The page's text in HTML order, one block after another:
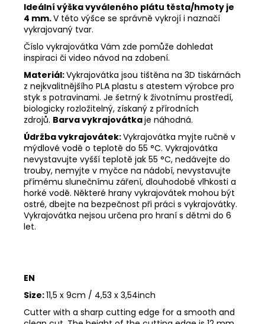
Ideální výška vyváleného plátu těsta/hmoty je
4 mm.V této výšce se správně vykrojí i naznačí
vykrajovaný tvar.
Číslo vykrajovátka Vám zde pomůže dohledat
inspiraci či video návod na zdobení.
Materiál:Vykrajovátka jsou tištěna na 3D tiskárnách
z nejkvalitnějšího PLA plastu s atestem výrobce pro
styk s potravinami. Je šetrný k životnímu prostředí,
biologicky rozložitelný, získaný z přírodních
zdrojů. Barva vykrajovátkaje náhodná.
Údržba vykrajovátek:Vykrajovátka myjte ručně v
mýdlové vodě o teplotě do 55 °C. Vykrajovátka
nevystavujte vyšší teplotě jak 55 °C, nedávejte do
trouby, nemyjte v myčce na nádobí, nevystavujte
přímému slunečnímu záření, dlouhodobé vlhkosti a
horké vodě. Některé hrany vykrajovátek mohou být
ostré, dbejte na bezpečnost při práci s vykrajovátky.
Vykrajovátka nejsou určena pro hraní s dětmi do 6
let.
EN
Size:11,5 x 9cm / 4,53 x 3,54inch
Cutter with a sharp cutting edge for a smooth and